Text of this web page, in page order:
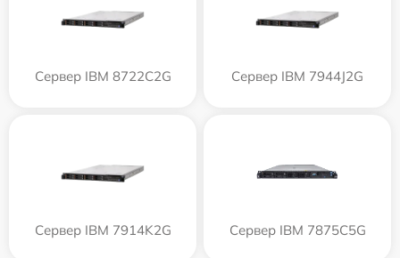
Сервер IBM 8722C2G Сервер IBM 7944J2G
Сервер IBM 7914K2G Сервер IBM 7875C5G